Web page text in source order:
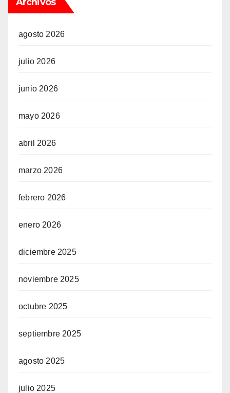
agosto 2026
julio 2026
junio 2026
mayo 2026
abril 2026
marzo 2026
febrero 2026
enero 2026
diciembre 2025
noviembre 2025
octubre 2025
septiembre 2025
agosto 2025
julio 2025